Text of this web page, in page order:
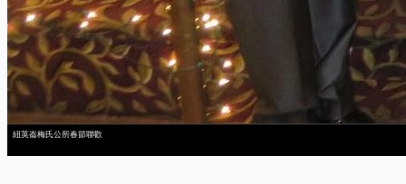
紐英崙梅氏公所春節聯歡